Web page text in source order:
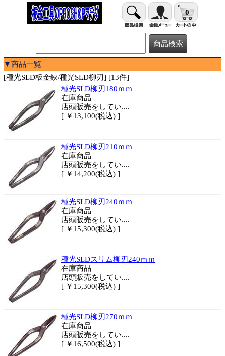
0
▼商品一覧
[種光SLD板金鋏/種光SLD柳刃] [13件]
種光SLD柳刃180ｍｍ
在庫商品
店頭販売をしてい....
[ ￥13,100(税込) ]
種光SLD柳刃210ｍｍ
在庫商品
店頭販売をしてい....
[ ￥14,200(税込) ]
種光SLD柳刃240ｍｍ
在庫商品
店頭販売をしてい....
[ ￥15,300(税込) ]
種光SLDスリム柳刃240ｍｍ
在庫商品
店頭販売をしてい....
[ ￥15,300(税込) ]
種光SLD柳刃270ｍｍ
在庫商品
店頭販売をしてい....
[ ￥16,500(税込) ]